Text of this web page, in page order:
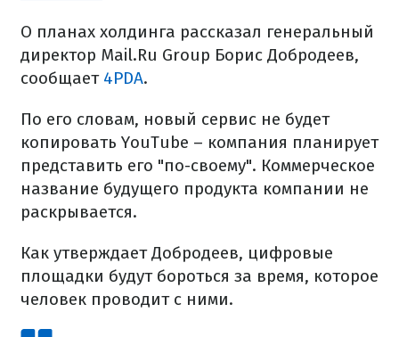
О планах холдинга рассказал генеральный
директор Mail.Ru Group Борис Добродеев,
сообщает 4PDA.
По его словам, новый сервис не будет
копировать YouTube – компания планирует
представить его "по-своему". Коммерческое
название будущего продукта компании не
раскрывается.
Как утверждает Добродеев, цифровые
площадки будут бороться за время, которое
человек проводит с ними.